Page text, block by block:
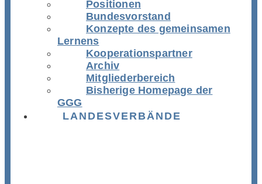
Positionen
Bundesvorstand
Konzepte des gemeinsamen
Lernens
Kooperationspartner
Archiv
Mitgliederbereich
Bisherige Homepage der
GGG
LANDESVERBÄNDE